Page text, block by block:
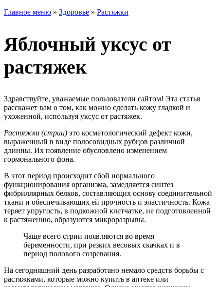
Главное меню » Здоровье » Растяжки
Яблочный уксус от
растяжек
Здравствуйте, уважаемые пользователи сайтом! Эта статья
расскажет вам о том, как можно сделать кожу гладкой и
ухоженной, используя уксус от растяжек.
Растяжки (стрии) это косметологический дефект кожи,
выраженный в виде полосовидных рубцов различной
длинны. Их появление обусловлено изменением
гормонального фона.
В этот период происходит сбой нормального
функционирования организма, замедляется синтез
фибриллярных белков, составляющих основу соединительной
ткани и обеспечивающих ей прочность и эластичность. Кожа
теряет упругость, в подкожной клетчатке, не подготовленной
к растяжению, образуются микроразрывы.
Чаще всего стрии появляются во время
беременности, при резких весовых скачках и в
период полового созревания.
На сегодняшний день разработано немало средств борьбы с
растяжками, которые можно купить в аптеке или